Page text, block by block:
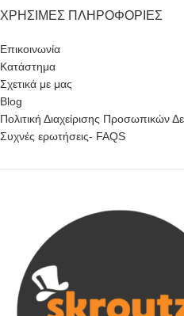
ΧΡΉΣΙΜΕΣ ΠΛΗΡΟΦΟΡΊΕΣ
Επικοινωνία
Κατάστημα
Σχετικά με μας
Blog
Πολιτική Διαχείρισης Προσωπικών
Συχνές ερωτήσεις- FAQS